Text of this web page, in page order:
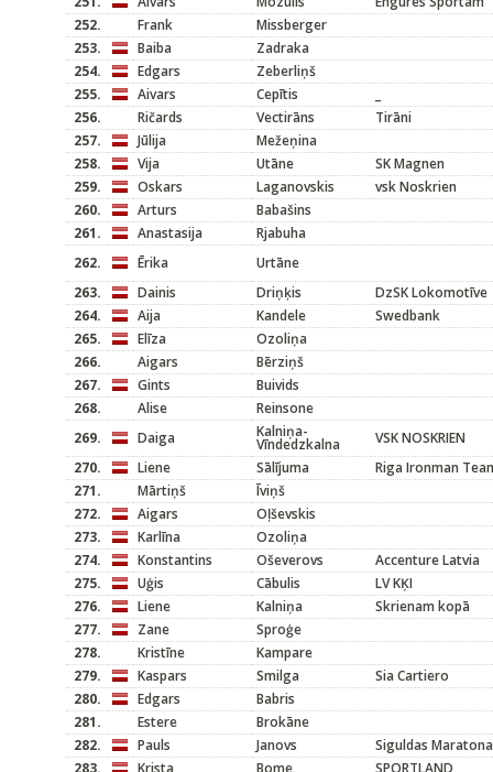
252.
Frank
Missberger
253.
Baiba
Zadraka
254.
Edgars
Zeberliņš
255.
Aivars Cepītis
256.
Ričards Vectirāns
Tirāni
257.
Jūlija
Mežeņina
258.
Vija Utāne
SK Magnen
259.
Oskars Laganovskis
vsk Noskrien
260.
Arturs
Babašins
261.
Anastasija
Rjabuha
262.
Ērika
Urtāne
263.
Dainis Driņķis
DzSK Lokomotīve
264.
Aija Kandele
Swedbank
265.
Elīza
Ozoliņa
266.
Aigars
Bērziņš
267.
Gints
Buivids
268.
Alise
Reinsone
269.
Daiga Kalniņa-
Vīndedzkalna
VSK NOSKRIEN
270.
Liene Sālījuma
Riga Ironman
271.
Mārtiņš
Īviņš
272.
Aigars
Oļševskis
273.
Karlīna
Ozoliņa
274.
Konstantins Oševerovs
Accenture Latvia
275.
Uģis Cābulis
LV KĶI
276.
Liene Kalniņa
Skrienam kopā
277.
Zane
Sproģe
278.
Kristīne
Kampare
279.
Kaspars Smilga
Sia Cartiero
280.
Edgars
Babris
281.
Estere
Brokāne
282.
Pauls Janovs
Siguldas
283.
Krista Bome
SPORTLAND